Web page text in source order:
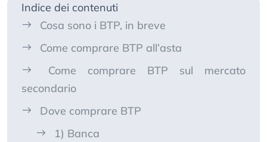
Indice dei contenuti
Cosa sono i BTP, in breve
Come comprare BTP all’asta
Come comprare BTP sul mercato
secondario
Dove comprare BTP
1) Banca